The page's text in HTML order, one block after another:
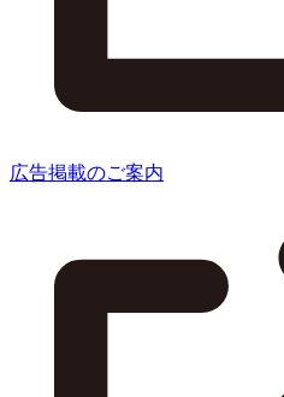
広告掲載のご案内